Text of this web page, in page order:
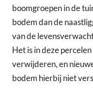
boomgroepen in de
bodem dan de
van de
Het is in deze
verwijderen, en
bodem hierbij niet